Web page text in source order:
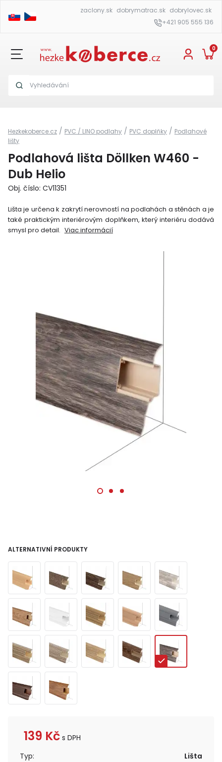
zaclony.sk dobrymatrac.sk dobrylovec.sk
+421 905 555 136
0
Hezkekoberce.cz / PVC / LINO podlahy / PVC doplňky / Podlahové
lišty
Podlahová lišta Döllken W460 -
Dub Helio
Obj. číslo: CV11351
Lišta je určena k zakrytí nerovností na podlahách a stěnách a je
také praktickým interiérovým doplňkem, který interiéru dodává
smysl pro detail. Viac informácií
ALTERNATIVNÍ PRODUKTY
139 Kč s DPH
Typ:
Lišta